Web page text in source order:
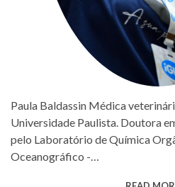
Paula Baldassin Médica
Universidade Paulista. Doutora
pelo Laboratório de Química
Oceanográfico -…